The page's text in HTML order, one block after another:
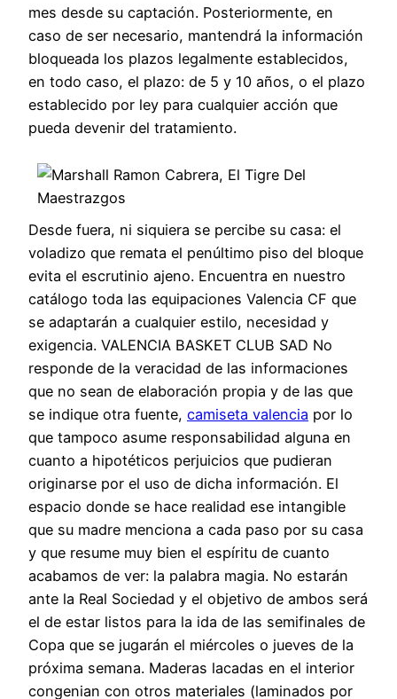
mes desde su captación. Posteriormente, en
caso de ser necesario, mantendrá la información
bloqueada los plazos legalmente establecidos,
en todo caso, el plazo: de 5 y 10 años, o el plazo
establecido por ley para cualquier acción que
pueda devenir del tratamiento.
Desde fuera, ni siquiera se percibe su casa: el
voladizo que remata el penúltimo piso del bloque
evita el escrutinio ajeno. Encuentra en nuestro
catálogo toda las equipaciones Valencia CF que
se adaptarán a cualquier estilo, necesidad y
exigencia. VALENCIA BASKET CLUB SAD No
responde de la veracidad de las informaciones
que no sean de elaboración propia y de las que
se indique otra fuente, camiseta valencia por lo
que tampoco asume responsabilidad alguna en
cuanto a hipotéticos perjuicios que pudieran
originarse por el uso de dicha información. El
espacio donde se hace realidad ese intangible
que su madre menciona a cada paso por su casa
y que resume muy bien el espíritu de cuanto
acabamos de ver: la palabra magia. No estarán
ante la Real Sociedad y el objetivo de ambos será
el de estar listos para la ida de las semifinales de
Copa que se jugarán el miércoles o jueves de la
próxima semana. Maderas lacadas en el interior
congenian con otros materiales (laminados por